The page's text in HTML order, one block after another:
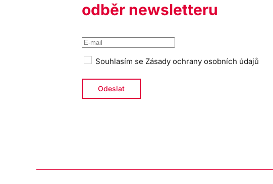
odběr newsletteru
Souhlasím se Zásady ochrany osobních údajů